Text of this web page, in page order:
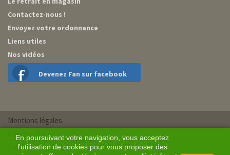
Contactez-nous !
Envoyez votre ordonnance
Liens utiles
Nos vidéos
Devenez Fan sur facebook
En poursuivant votre navigation, vous acceptez
l'utilisation de cookies pour vous proposer des
Mentions légales
Plan du site
Conditions générales de vente